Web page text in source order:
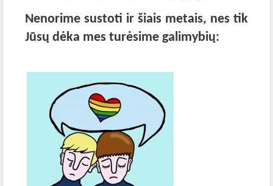
Nenorime sustoti ir šiais metais, nes tik
Jūsų dėka mes turėsime galimybių: